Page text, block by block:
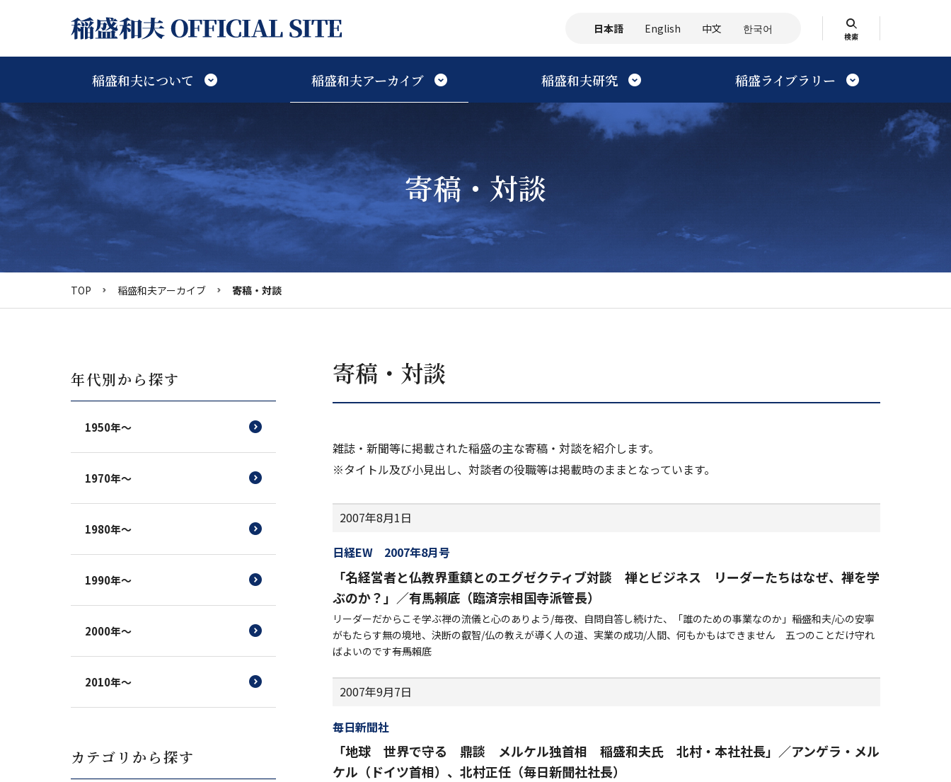
日本語 English 中文 한국어
検索
稲盛和夫について
稲盛和夫についてTOP
プロフィール
経営
稲盛和夫アーカイブ
稲盛和夫アーカイブTOP
講演
映像
稲盛和夫研究
稲盛和夫研究TOP
研究会・研究機関
京セラの歴史を学ぶ
第二電電創業・日本航空再
生を知る
稲盛ライブラリー
稲盛ライブラリーTOP
ごあいさつ
フロア案内
寄稿・対談
TOP 稲盛和夫アーカイブ 寄稿・対談
寄稿・対談
雑誌・新聞等に掲載された稲盛の主な寄稿・対談を紹介します。
※タイトル及び小見出し、対談者の役職等は掲載時のままとなっています。
2007年8月1日
日経EW 2007年8月号
「名経営者と仏教界重鎮とのエグゼクティブ対談 禅とビジネス リーダーたちはなぜ、禅を学
ぶのか？」／有馬賴底（臨済宗相国寺派管長）
リーダーだからこそ学ぶ禅の流儀と心のありよう/毎夜、自問自答し続けた、「誰のための事業なのか」――稲盛和夫/心の安寧
がもたらす無の境地、決断の叡智/仏の教えが導く人の道、実業の成功/人間、何もかもはできません 五つのことだけ守れ
ばよいのです――有馬賴底
2007年9月7日
毎日新聞社
「地球 世界で守る 鼎談 メルケル独首相 稲盛和夫氏 北村・本社社長」／アンゲラ・メル
ケル（ドイツ首相）、北村正任（毎日新聞社社長）
年代別から探す
1950年～
1970年～
1980年～
1990年～
2000年～
2010年～
カテゴリから探す